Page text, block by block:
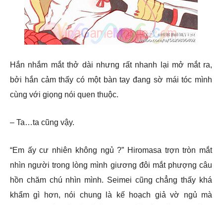
Hắn nhắm mắt thở dài nhưng rất nhanh lại mở mắt ra,
bởi hắn cảm thấy có một bàn tay đang sờ mái tóc mình
cùng với giọng nói quen thuộc.
– Ta…ta cũng vậy.
“Em ấy cư nhiên không ngủ ?” Hiromasa trợn tròn mắt
nhìn người trong lòng mình giương đôi mắt phượng câu
hồn chăm chú nhìn mình. Seimei cũng chẳng thấy khá
khẩm gì hơn, nói chung là kế hoạch giả vờ ngủ mà